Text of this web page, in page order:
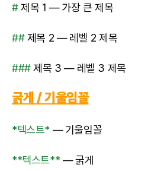
#제목 1 — 가장 큰 제목
##제목 2 — 레벨 2 제목
###제목 3 — 레벨 3 제목
굵게 / 기울임꼴
*텍스트* — 기울임꼴
**텍스트**— 굵게